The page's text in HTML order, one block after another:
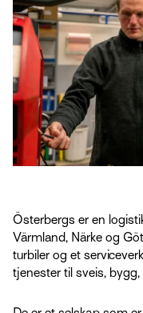
Österbergs er en
Värmland, Närke og
turbiler og et
tjenester til sveis,